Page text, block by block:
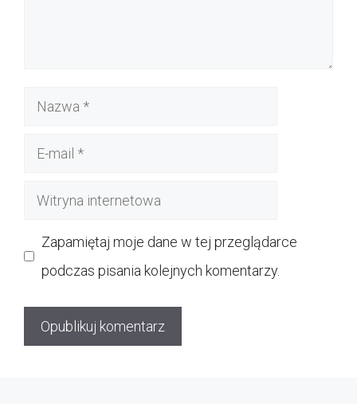
Nazwa
Witryna
Zapamiętaj moje dane w tej przeglądarce
podczas pisania kolejnych komentarzy.